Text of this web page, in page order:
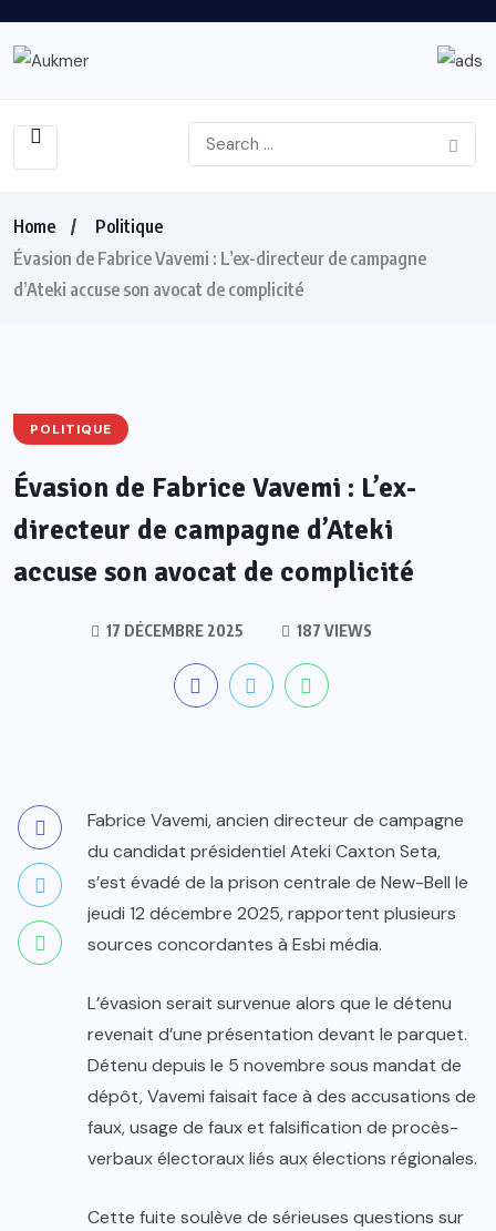
Home
Politique
Évasion de Fabrice Vavemi : L’ex-directeur de campagne
d’Ateki accuse son avocat de complicité
POLITIQUE
Évasion de Fabrice Vavemi : L’ex-
directeur de campagne d’Ateki
accuse son avocat de complicité
17 DÉCEMBRE 2025 187 VIEWS
Fabrice Vavemi, ancien directeur de campagne
du candidat présidentiel Ateki Caxton Seta,
s’est évadé de la prison centrale de New-Bell le
jeudi 12 décembre 2025, rapportent plusieurs
sources concordantes à Esbi média.
L’évasion serait survenue alors que le détenu
revenait d’une présentation devant le parquet.
Détenu depuis le 5 novembre sous mandat de
dépôt, Vavemi faisait face à des accusations de
faux, usage de faux et falsification de procès-
verbaux électoraux liés aux élections régionales.
Cette fuite soulève de sérieuses questions sur